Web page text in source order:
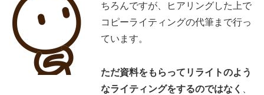
ちろんですが、ヒアリングした上で
コピーライティングの代筆まで行っ
ています。
ただ資料をもらってリライトのよう
なライティングをするのではなく